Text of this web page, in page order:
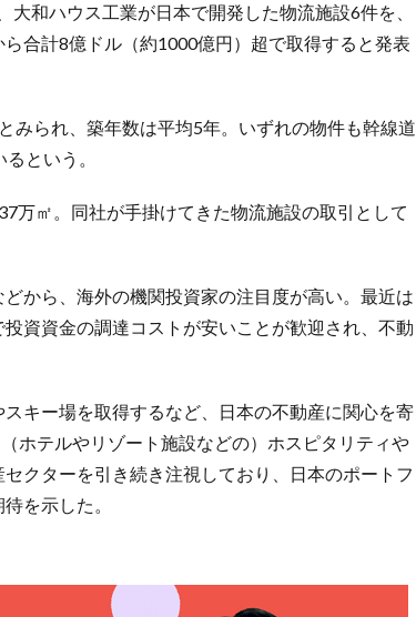
和ハウス工業が日本で開発した物流施設6件を、
合計8億ドル（約1000億円）超で取得すると発表
みられ、築年数は平均5年。いずれの物件も幹線道
という。
万㎡。同社が手掛けてきた物流施設の取引として
から、海外の機関投資家の注目度が高い。最近は
資資金の調達コストが安いことが歓迎され、不動
キー場を取得するなど、日本の不動産に関心を寄
ホテルやリゾート施設などの）ホスピタリティや
クターを引き続き注視しており、日本のポートフ
を示した。